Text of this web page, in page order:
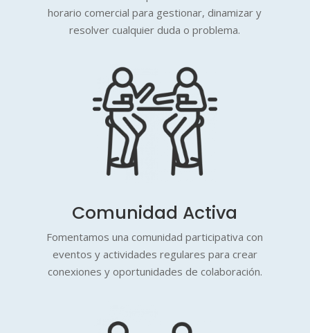
horario comercial para gestionar, dinamizar y
resolver cualquier duda o problema.
Comunidad Activa
Fomentamos una comunidad participativa con
eventos y actividades regulares para crear
conexiones y oportunidades de colaboración.